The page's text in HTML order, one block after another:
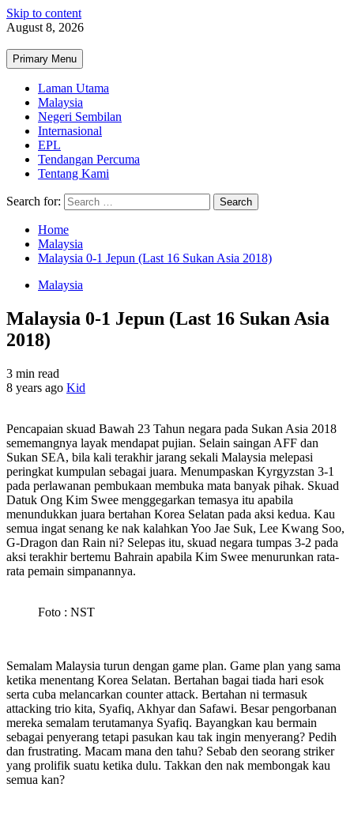
Skip to content
August 8, 2026
Primary Menu
Laman Utama
Malaysia
Negeri Sembilan
Internasional
EPL
Tendangan Percuma
Tentang Kami
Search for:
Home
Malaysia
Malaysia 0-1 Jepun (Last 16 Sukan Asia 2018)
Malaysia
Malaysia 0-1 Jepun (Last 16 Sukan Asia
2018)
3 min read
8 years ago Kid
Pencapaian skuad Bawah 23 Tahun negara pada Sukan Asia 2018
sememangnya layak mendapat pujian. Selain saingan AFF dan
Sukan SEA, bila kali terakhir jarang sekali Malaysia melepasi
peringkat kumpulan sebagai juara. Menumpaskan Kyrgyzstan 3-1
pada perlawanan pembukaan membuka mata banyak pihak. Skuad
Datuk Ong Kim Swee menggegarkan temasya itu apabila
menundukkan juara bertahan Korea Selatan pada aksi kedua. Kau
semua ingat senang ke nak kalahkan Yoo Jae Suk, Lee Kwang Soo,
G-Dragon dan Rain ni? Selepas itu, skuad negara tumpas 3-2 pada
aksi terakhir bertemu Bahrain apabila Kim Swee menurunkan rata-
rata pemain simpanannya.
Foto : NST
Semalam Malaysia turun dengan game plan. Game plan yang sama
ketika menentang Korea Selatan. Bertahan bagai tiada hari esok
serta cuba melancarkan counter attack. Bertahan ni termasuk
attacking trio kita, Syafiq, Akhyar dan Safawi. Besar pengorbanan
mereka semalam terutamanya Syafiq. Bayangkan kau bermain
sebagai penyerang tetapi pasukan kau tak ingin menyerang? Pedih
dan frustrating. Macam mana den tahu? Sebab den seorang striker
yang prolifik suatu ketika dulu. Takkan den nak membongak kau
semua kan?